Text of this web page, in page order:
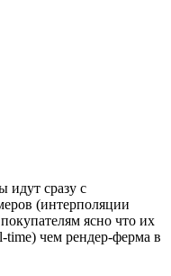
идут сразу с
(интерполяции
ясно что их
time) чем рендер-ферма в